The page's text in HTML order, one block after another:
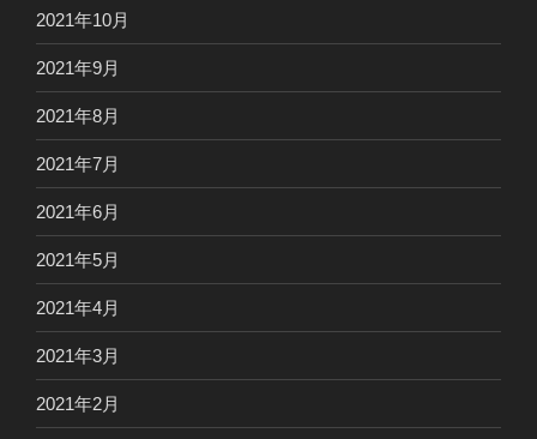
2021年10月
2021年9月
2021年8月
2021年7月
2021年6月
2021年5月
2021年4月
2021年3月
2021年2月